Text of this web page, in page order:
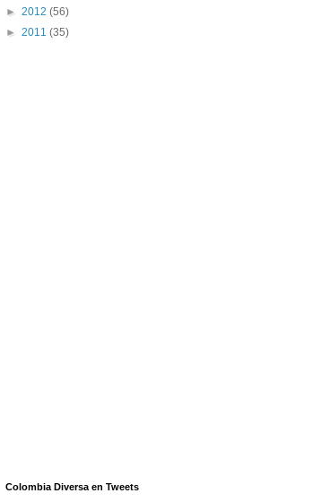
► 2012 (56)
► 2011 (35)
Colombia Diversa en Tweets